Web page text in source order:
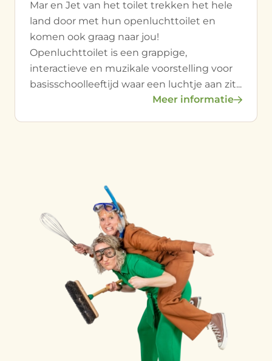
Mar en Jet van het toilet trekken het hele
land door met hun openluchttoilet en
komen ook graag naar jou!
Openluchttoilet is een grappige,
interactieve en muzikale voorstelling voor
basisschoolleeftijd waar een luchtje aan zit...
Meer informatie